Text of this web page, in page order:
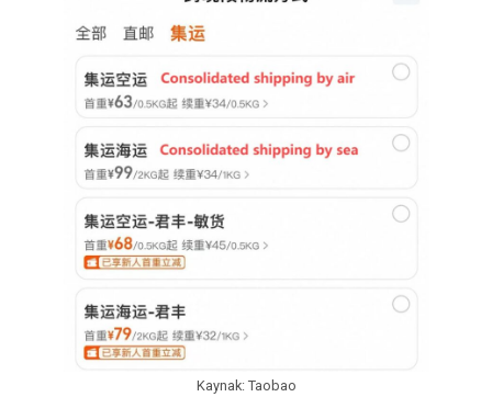
Kaynak: Taobao